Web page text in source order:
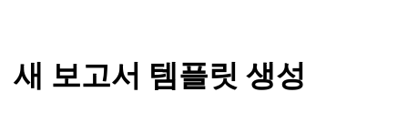
새 보고서 템플릿 생성